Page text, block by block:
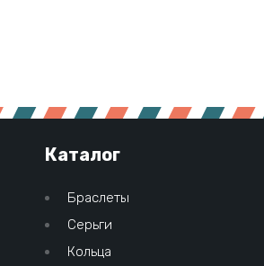
Каталог
Браслеты
Серьги
Кольца